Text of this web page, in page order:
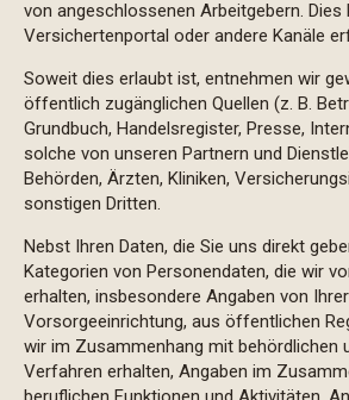
von angeschlossenen Arbeitgebern. Dies
Versichertenportal oder andere Kanäle
Soweit dies erlaubt ist, entnehmen wir
öffentlich zugänglichen Quellen (z. B.
Grundbuch, Handelsregister, Presse,
solche von unseren Partnern und
Behörden, Ärzten, Kliniken,
sonstigen Dritten.
Nebst Ihren Daten, die Sie uns direkt
Kategorien von Personendaten, die wir
erhalten, insbesondere Angaben von
Vorsorgeeinrichtung, aus öffentlichen
wir im Zusammenhang mit behördlichen
Verfahren erhalten, Angaben im